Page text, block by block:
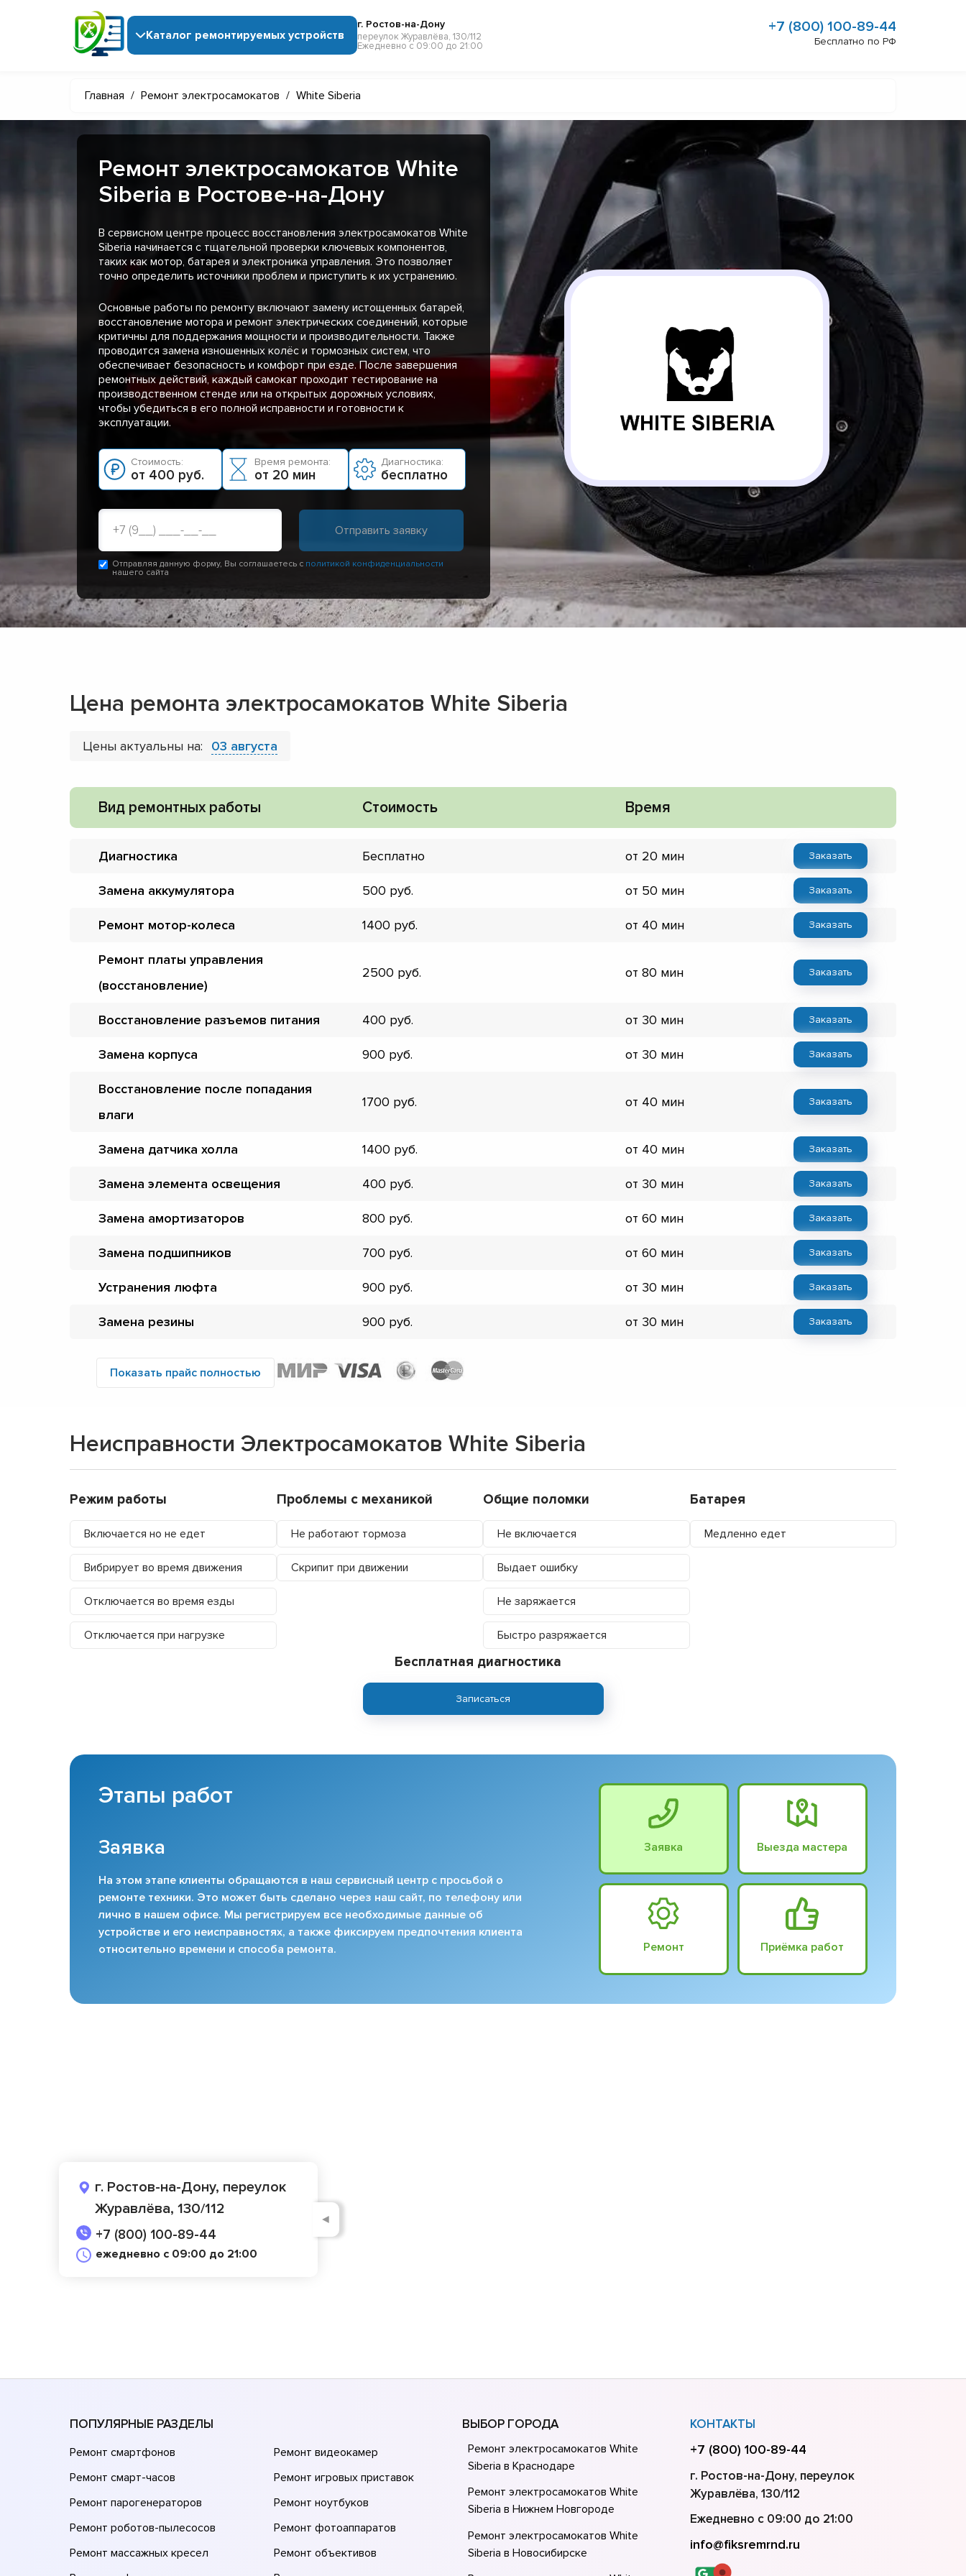
Каталог ремонтируемых устройств
г. Ростов-на-Дону
переулок Журавлёва, 130/112
Ежедневно с 09:00 до 21:00
+7 (800) 100-89-44
Бесплатно по РФ
Главная / Ремонт электросамокатов / White Siberia
Ремонт электросамокатов White
Siberia в Ростове-на-Дону
В сервисном центре процесс восстановления электросамокатов White
Siberia начинается с тщательной проверки ключевых компонентов,
таких как мотор, батарея и электроника управления. Это позволяет
точно определить источники проблем и приступить к их устранению.
Основные работы по ремонту включают замену истощенных батарей,
восстановление мотора и ремонт электрических соединений, которые
критичны для поддержания мощности и производительности. Также
проводится замена изношенных колёс и тормозных систем, что
обеспечивает безопасность и комфорт при езде. После завершения
ремонтных действий, каждый самокат проходит тестирование на
производственном стенде или на открытых дорожных условиях,
чтобы убедиться в его полной исправности и готовности к
эксплуатации.
Стоимость:
от 400 руб.
Время ремонта:
от 20 мин
Диагностика:
бесплатно
Отправляя данную форму, Вы соглашаетесь с политикой конфиденциальности
нашего сайта
Цена ремонта электросамокатов White Siberia
Цены актуальны на: 03 августа
Вид ремонтных работы Стоимость Время
Диагностика Бесплатно от 20 мин Заказать
Замена аккумулятора 500 от 50 мин Заказать
Ремонт мотор-колеса 1400 от 40 мин Заказать
Ремонт платы управления
(восстановление)
2500 от 80 мин Заказать
Восстановление разъемов питания 400 от 30 мин Заказать
Замена корпуса 900 от 30 мин Заказать
Восстановление после попадания
влаги
1700 от 40 мин Заказать
Замена датчика холла 1400 от 40 мин Заказать
Замена элемента освещения 400 от 30 мин Заказать
Замена амортизаторов 800 от 60 мин Заказать
Замена подшипников 700 от 60 мин Заказать
Устранения люфта 900 от 30 мин Заказать
Замена резины 900 от 30 мин Заказать
Показать прайс полностью
Неисправности Электросамокатов White Siberia
Режим работы
Включается но не едет
Вибрирует во время движения
Отключается во время езды
Отключается при нагрузке
Проблемы с механикой
Не работают тормоза
Скрипит при движении
Общие поломки
Не включается
Выдает ошибку
Не заряжается
Быстро разряжается
Батарея
Медленно едет
Бесплатная диагностика
Записаться
Этапы работ
Заявка
На этом этапе клиенты обращаются в наш сервисный центр с просьбой о
ремонте техники. Это может быть сделано через наш сайт, по телефону или
лично в нашем офисе. Мы регистрируем все необходимые данные об
устройстве и его неисправностях, а также фиксируем предпочтения клиента
относительно времени и способа ремонта.
Заявка Выезда мастера
Ремонт Приёмка работ
г. Ростов-на-Дону, переулок
Журавлёва, 130/112
+7 (800) 100-89-44
ежедневно с 09:00 до 21:00
◄
ПОПУЛЯРНЫЕ РАЗДЕЛЫ
Ремонт смартфонов
Ремонт смарт-часов
Ремонт парогенераторов
Ремонт роботов-пылесосов
Ремонт массажных кресел
Ремонт видеокамер
Ремонт игровых приставок
Ремонт ноутбуков
Ремонт фотоаппаратов
Ремонт объективов
ВЫБОР ГОРОДА
Ремонт электросамокатов White
Siberia в Краснодаре
Ремонт электросамокатов White
Siberia в Нижнем Новгороде
Ремонт электросамокатов White
Siberia в Новосибирске
КОНТАКТЫ
+7 (800) 100-89-44
г. Ростов-на-Дону, переулок
Журавлёва, 130/112
Ежедневно с 09:00 до 21:00
info@fiksremrnd.ru